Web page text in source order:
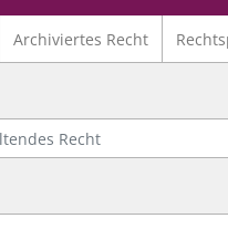
Archiviertes Recht
Recht